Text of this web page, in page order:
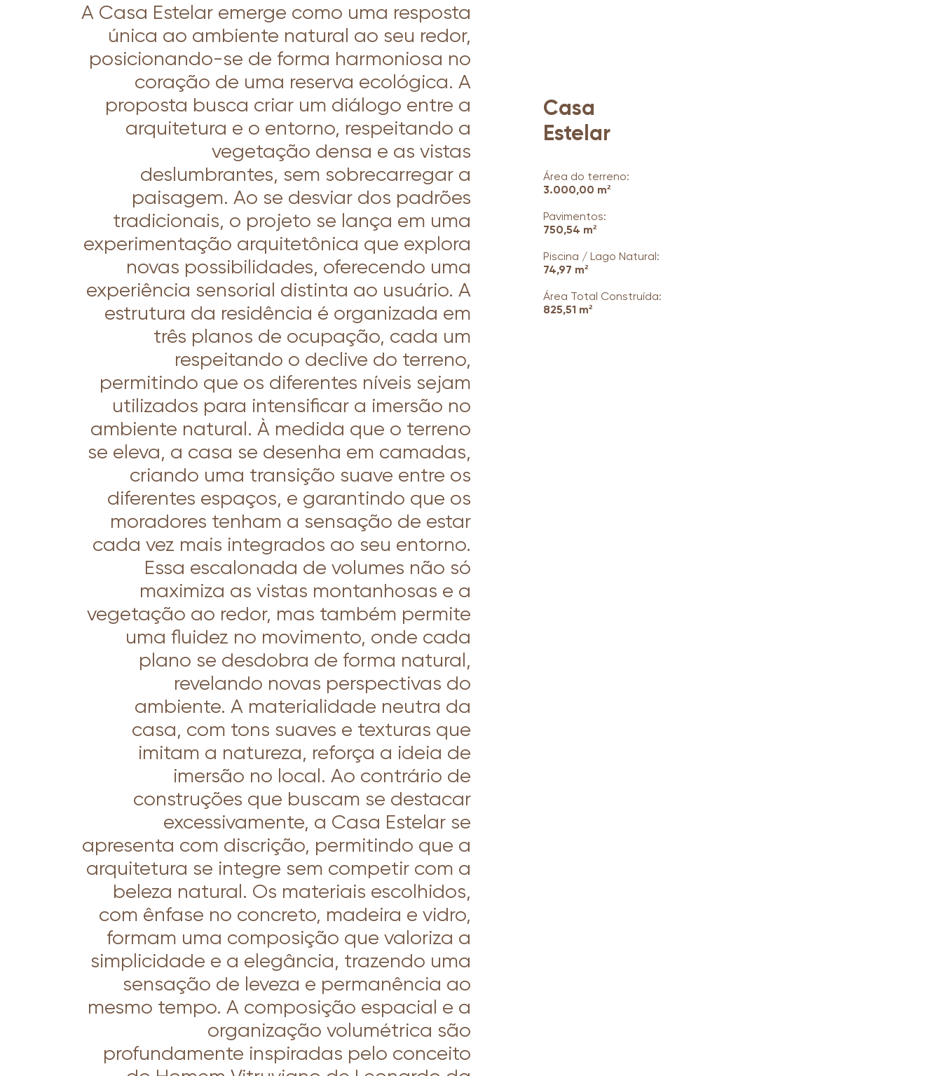
A Casa Estelar emerge como uma resposta
única ao ambiente natural ao seu redor,
posicionando-se de forma harmoniosa no
coração de uma reserva ecológica. A
proposta busca criar um diálogo entre a
arquitetura e o entorno, respeitando a
vegetação densa e as vistas
deslumbrantes, sem sobrecarregar a
paisagem. Ao se desviar dos padrões
tradicionais, o projeto se lança em uma
experimentação arquitetônica que explora
novas possibilidades, oferecendo uma
experiência sensorial distinta ao usuário. A
estrutura da residência é organizada em
três planos de ocupação, cada um
respeitando o declive do terreno,
permitindo que os diferentes níveis sejam
utilizados para intensificar a imersão no
ambiente natural. À medida que o terreno
se eleva, a casa se desenha em camadas,
criando uma transição suave entre os
diferentes espaços, e garantindo que os
moradores tenham a sensação de estar
cada vez mais integrados ao seu entorno.
Essa escalonada de volumes não só
maximiza as vistas montanhosas e a
vegetação ao redor, mas também permite
uma fluidez no movimento, onde cada
plano se desdobra de forma natural,
revelando novas perspectivas do
ambiente. A materialidade neutra da
casa, com tons suaves e texturas que
imitam a natureza, reforça a ideia de
imersão no local. Ao contrário de
construções que buscam se destacar
excessivamente, a Casa Estelar se
apresenta com discrição, permitindo que a
arquitetura se integre sem competir com a
beleza natural. Os materiais escolhidos,
com ênfase no concreto, madeira e vidro,
formam uma composição que valoriza a
simplicidade e a elegância, trazendo uma
sensação de leveza e permanência ao
mesmo tempo. A composição espacial e a
organização volumétrica são
profundamente inspiradas pelo conceito
Casa
Estelar
Área do terreno:
3.000,00 m²
Pavimentos:
750,54 m²
Piscina / Lago Natural:
74,97 m²
Área Total Construída:
825,51 m²